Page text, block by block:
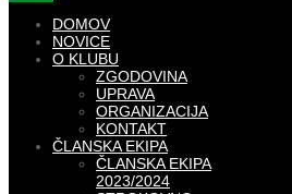
DOMOV
NOVICE
O KLUBU
ZGODOVINA
UPRAVA
ORGANIZACIJA
KONTAKT
ČLANSKA EKIPA
ČLANSKA EKIPA
2023/2024